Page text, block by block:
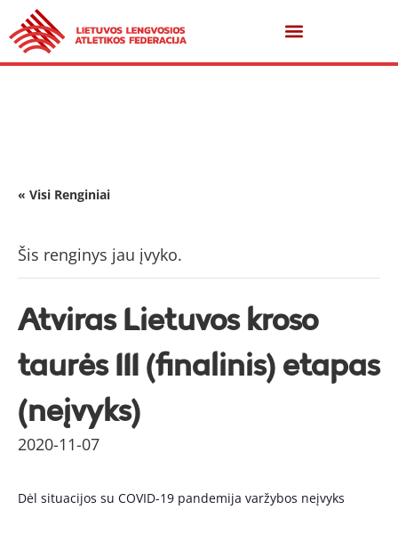
« Visi Renginiai
Šis renginys jau įvyko.
Atviras Lietuvos kroso
taurės III (finalinis) etapas
(neįvyks)
2020-11-07
Dėl situacijos su COVID-19 pandemija varžybos neįvyks